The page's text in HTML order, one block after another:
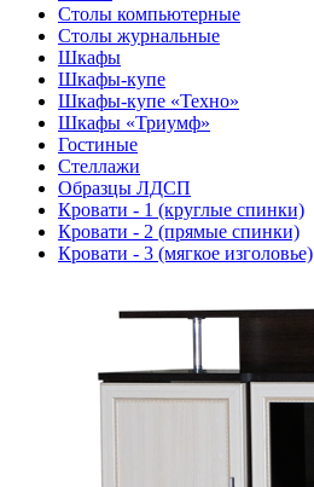
Столы компьютерные
Столы журнальные
Шкафы
Шкафы-купе
Шкафы-купе «Техно»
Шкафы «Триумф»
Гостиные
Стеллажи
Образцы ЛДСП
Кровати - 1 (круглые спинки)
Кровати - 2 (прямые спинки)
Кровати - 3 (мягкое изголовье)